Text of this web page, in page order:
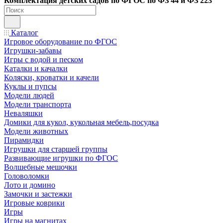
Каталог
Игровое оборудование по ФГОС
Игрушки-забавы
Игры с водой и песком
Каталки и качалки
Коляски, кроватки и качели
Куклы и пупсы
Модели людей
Модели транспорта
Неваляшки
Домики для кукол, кукольная мебель,посудка
Модели животных
Пирамидки
Игрушки для старшей группы
Развивающие игрушки по ФГОС
Волшебные мешочки
Головоломки
Лото и домино
Замочки и застежки
Игровые коврики
Игры
Игры на магнитах